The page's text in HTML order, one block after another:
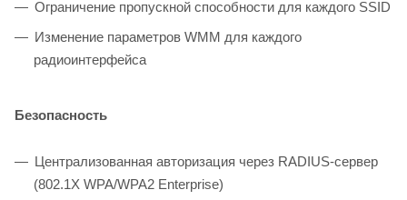
Ограничение пропускной способности для каждого SSID
Изменение параметров WMM для каждого
радиоинтерфейса
Безопасность
Централизованная авторизация через RADIUS-сервер
(802.1X WPA/WPA2 Enterprise)